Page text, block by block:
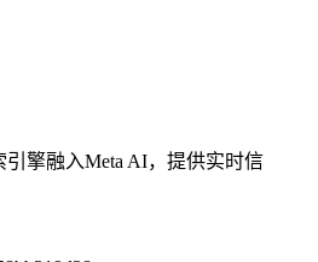
擎融入Meta AI，提供实时信